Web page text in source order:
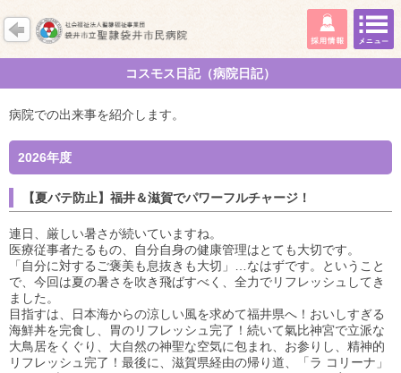
コスモス日記（病院日記）
病院での出来事を紹介します。
2026年度
【夏バテ防止】福井＆滋賀でパワーフルチャージ！
連日、厳しい暑さが続いていますね。
医療従事者たるもの、自分自身の健康管理はとても大切です。
「自分に対するご褒美も息抜きも大切」…なはずです。ということ
で、今回は夏の暑さを吹き飛ばすべく、全力でリフレッシュしてき
ました。
目指すは、日本海からの涼しい風を求めて福井県へ！おいしすぎる
海鮮丼を完食し、胃のリフレッシュ完了！続いて氣比神宮で立派な
大鳥居をくぐり、大自然の神聖な空気に包まれ、お参りし、精神的
リフレッシュ完了！最後に、滋賀県経由の帰り道、「ラ コリーナ」